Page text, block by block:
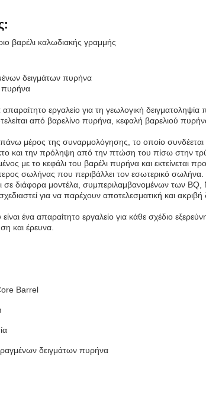
βαρέλι καλωδιακής γραμμής
δειγμάτων πυρήνα
πυρήνα
εργαλείο για τη γεωλογική
από βαρελίνο πυρήνα, κεφαλή βαρελιού
πάνω μέρος της συναρμολόγησης, το οποίο
και την πρόληψη από την πτώση του πίσω στην
με το κεφάλι του βαρέλι πυρήνα και εκτείνεται
σωλήνας που περιβάλλει τον εσωτερικό σωλήνα.
διάφορα μοντέλα, συμπεριλαμβανομένων των BQ,
για να παρέχουν αποτελεσματική και
ένα απαραίτητο εργαλείο για κάθε σχέδιο
και έρευνα.
Barrel
δειγμάτων πυρήνα